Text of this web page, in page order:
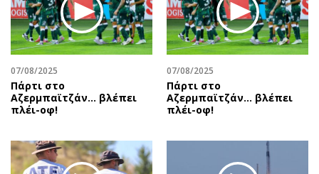
07/08/2025
Πάρτι στο
Αζερμπαϊτζάν… βλέπει
πλέι-οφ!
07/08/2025
Πάρτι στο
Αζερμπαϊτζάν… βλέπει
πλέι-οφ!